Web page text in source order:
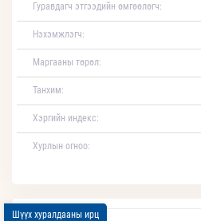
Гуравдагч этгээдийн өмгөөлөгч:
Нэхэмжлэгч:
Маргааны төрөл:
Танхим:
Хэргийн индекс:
Хурлын огноо:
Шүүх хуралдааны ирц